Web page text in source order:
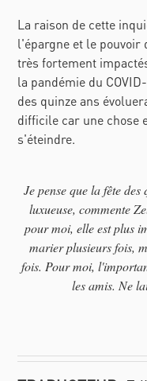
La raison de cette
l'épargne et le pouvoir
très fortement
la pandémie du
des quinze ans
difficile car une chose
s'éteindre.
Je pense que la fête
luxueuse, commente
pour moi, elle est plus
marier plusieurs fois,
fois. Pour moi,
les amis. Ne